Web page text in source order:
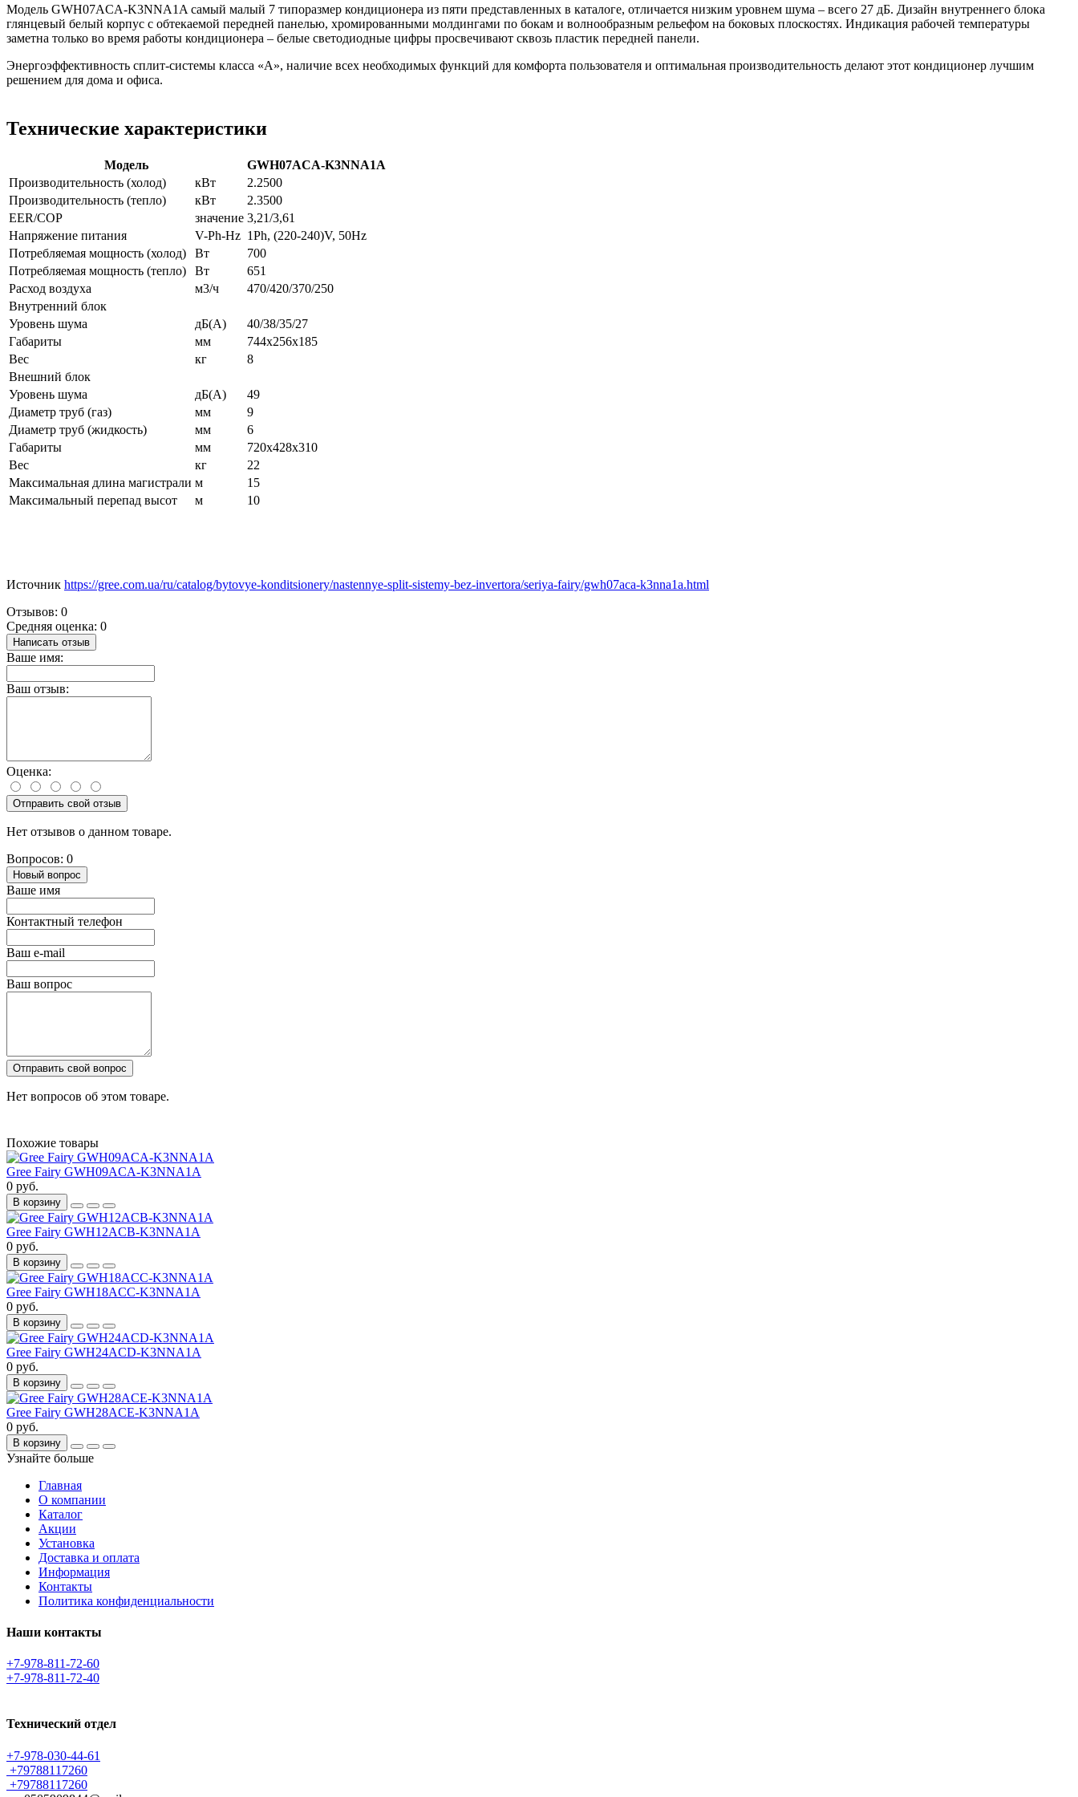
Модель GWH07ACA-K3NNA1A самый малый 7 типоразмер кондиционера из пяти представленных в каталоге, отличается низким уровнем шума – всего 27 дБ. Дизайн внутреннего блока
глянцевый белый корпус с обтекаемой передней панелью, хромированными молдингами по бокам и волнообразным рельефом на боковых плоскостях. Индикация рабочей температуры
заметна только во время работы кондиционера – белые светодиодные цифры просвечивают сквозь пластик передней панели.
Энергоэффективность сплит-системы класса «А», наличие всех необходимых функций для комфорта пользователя и оптимальная производительность делают этот кондиционер лучшим
решением для дома и офиса.
Технические характеристики
Модель
GWH07ACA-K3NNA1A
Производительность (холод)
кВт
2.2500
Производительность (тепло)
кВт
2.3500
EER/COP
значение 3,21/3,61
Напряжение питания
V-Ph-Hz 1Ph, (220-240)V, 50Hz
Потребляемая мощность (холод)
Вт
700
Потребляемая мощность (тепло)
Вт
651
Расход воздуха
м3/ч
470/420/370/250
Внутренний блок
Уровень шума
дБ(А)
40/38/35/27
Габариты
мм
744x256x185
Вес
кг
8
Внешний блок
Уровень шума
дБ(А)
49
Диаметр труб (газ)
мм
9
Диаметр труб (жидкость)
мм
6
Габариты
мм
720x428x310
Вес
кг
22
Максимальная длина магистрали м
15
Максимальный перепад высот
м 10
Источник https://gree.com.ua/ru/catalog/bytovye-konditsionery/nastennye-split-sistemy-bez-invertora/seriya-fairy/gwh07aca-k3nna1a.html
Отзывов: 0
Средняя оценка: 0
Написать отзыв
Ваше имя:
Ваш отзыв:
Оценка:
Отправить свой отзыв
Нет отзывов о данном товаре.
Вопросов: 0
Новый вопрос
Ваше имя
Контактный телефон
Ваш e-mail
Ваш вопрос
Отправить свой вопрос
Нет вопросов об этом товаре.
Похожие товары
Gree Fairy GWH09ACA-K3NNA1A
0 руб.
В корзину
Gree Fairy GWH12ACB-K3NNA1A
0 руб.
В корзину
Gree Fairy GWH18ACC-K3NNA1A
0 руб.
В корзину
Gree Fairy GWH24ACD-K3NNA1A
0 руб.
В корзину
Gree Fairy GWH28ACE-K3NNA1A
0 руб.
В корзину
Узнайте больше
Главная
О компании
Каталог
Акции
Установка
Доставка и оплата
Информация
Контакты
Политика конфиденциальности
Наши контакты
+7-978-811-72-60
+7-978-811-72-40
Технический отдел
+7-978-030-44-61
+79788117260
+79788117260